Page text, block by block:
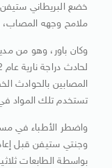
خضع البريطاني ستيفن
ملامح وجهه المصاب،
وكان باور، وهو من
المصابين بالحوادث
تستخدم تلك المواد
واضطر الأطباء في
وجنتي ستيفن قبل
بواسطة الطابعات